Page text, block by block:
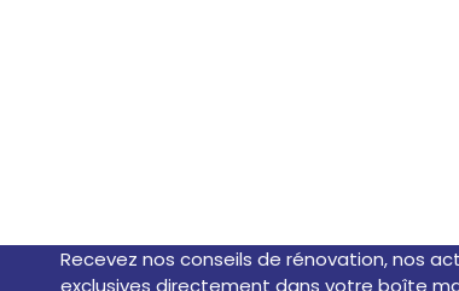
Recevez nos conseils de rénovation, nos
exclusives directement dans votre boîte